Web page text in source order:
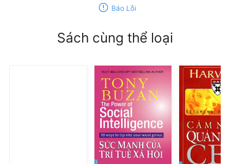
report Báo Lỗi
Sách cùng thể loại